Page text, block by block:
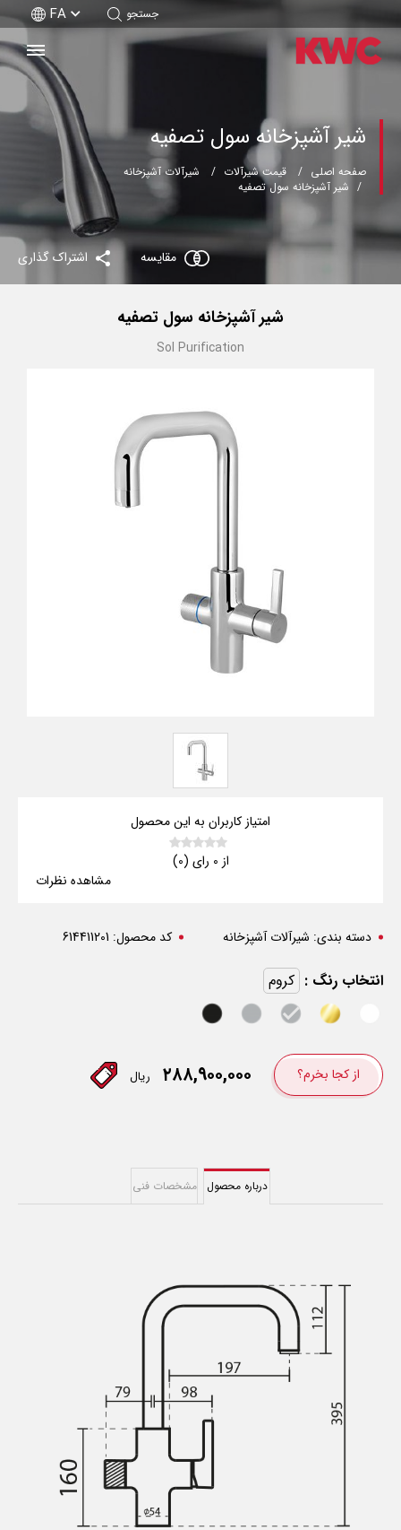
جستجو FA
شیر آشپزخانه سول تصفیه
صفحه اصلی قیمت شیرآلات
شیرآلات آشپزخانه
شیر آشپزخانه سول تصفیه
مقایسه اشتراک گذاری
شیر آشپزخانه سول تصفیه
Sol Purification
امتیاز کاربران به این محصول
از 0 رای (0)
مشاهده نظرات
دسته بندی: شیرآلات آشپزخانه کد محصول: 614411201
انتخاب رنگ : کروم
از کجا بخرم؟ ۲۸۸,۹۰۰,۰۰۰ ریال
درباره محصول مشخصات فنی